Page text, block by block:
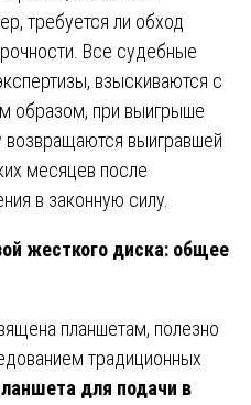
требуется ли обход
Все судебные
взыскиваются с
образом, при выигрыше
возвращаются выигравшей
месяцев после
в законную силу.
жесткого диска: общее
планшетам, полезно
традиционных
для подачи в